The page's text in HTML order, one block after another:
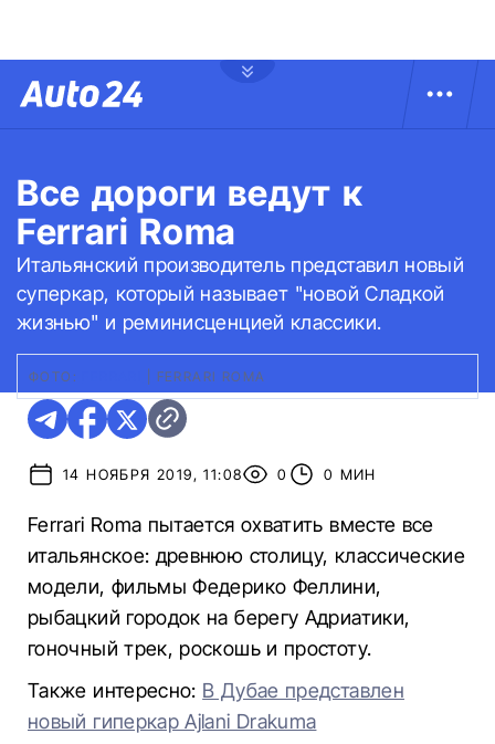
Все дороги ведут к
Ferrari Roma
Итальянский производитель представил новый
суперкар, который называет "новой Сладкой
жизнью" и реминисценцией классики.
ФОТО: FERRARI ROMA
14 НОЯБРЯ 2019, 11:08 0 0 МИН
Ferrari Roma пытается охватить вместе все
итальянское: древнюю столицу, классические
модели, фильмы Федерико Феллини,
рыбацкий городок на берегу Адриатики,
гоночный трек, роскошь и простоту.
Также интересно: В Дубае представлен
новый гиперкар Ajlani Drakuma